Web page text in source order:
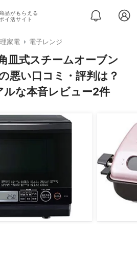
品がもらえる
イ活サイト
家電 電子レンジ
皿式スチームオーブン
悪い口コミ・評判は？
な本音レビュー2件